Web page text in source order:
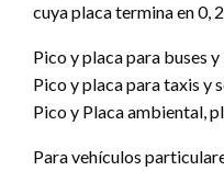
cuya placa termina en 0,
Pico y placa para buses
Pico y placa para taxis y
Pico y Placa ambiental,
Para vehículos